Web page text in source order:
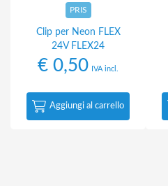
PRIS
Clip per Neon FLEX
24V FLEX24
€ 0,50 IVA incl.
Aggiungi al carrello